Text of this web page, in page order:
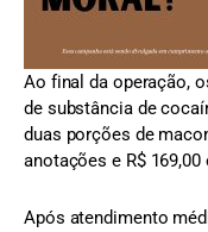
Ao final da operação,
de substância de
duas porções de
anotações e R$ 169,00
Após atendimento